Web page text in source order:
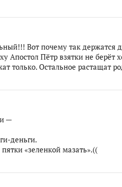
Вот почему так держатся
Апостол Пётр взятки не берёт
только. Остальное растащат
—
деньги.
«зеленкой мазать».((